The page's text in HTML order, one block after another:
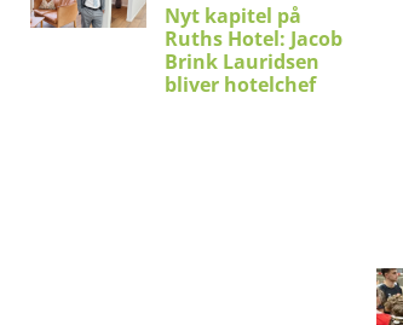
Nyt kapitel på
Ruths Hotel: Jacob
Brink Lauridsen
bliver hotelchef